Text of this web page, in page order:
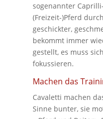
sogenannter
(Freizeit-)Pferd
geschickter,
bekommt immer
gestellt, es muss
fokussieren.
Machen das
Cavaletti machen
Sinne bunter, sie